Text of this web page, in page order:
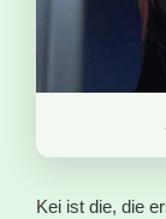
Kei ist die, die